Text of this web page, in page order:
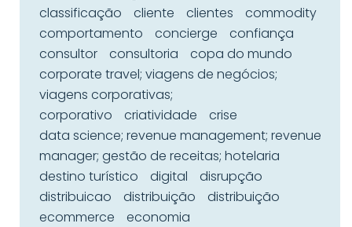
classificação
cliente clientes
commodity
comportamento
concierge
confiança
consultor
consultoria
copa do mundo
corporate travel; viagens de negócios;
viagens corporativas;
corporativo
criatividade
crise
data science; revenue management; revenue
manager; gestão de receitas; hotelaria
destino turístico
digital
disrupção
distribuicao
distribuição
distribuição
ecommerce
economia